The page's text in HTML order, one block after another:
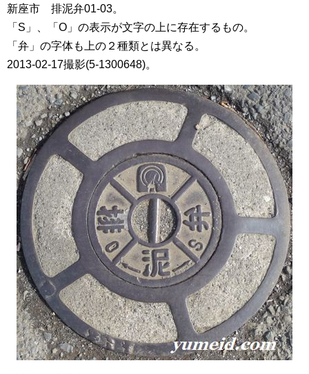
新座市 排泥弁01-03。
「S」、「O」の表示が文字の上に存在するもの。
「弁」の字体も上の２種類とは異なる。
2013-02-17撮影(5-1300648)。